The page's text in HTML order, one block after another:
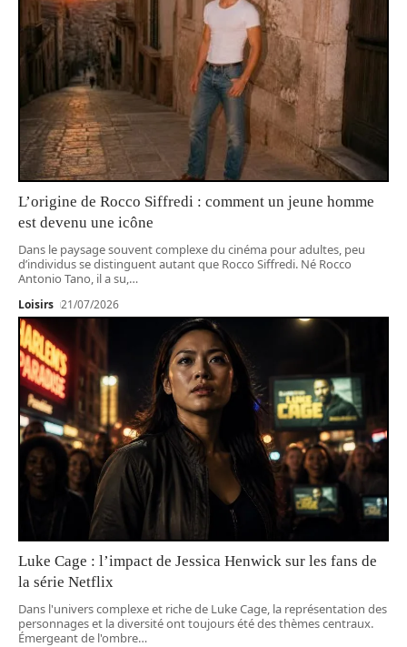
L’origine de Rocco Siffredi : comment un jeune homme
est devenu une icône
Dans le paysage souvent complexe du cinéma pour adultes, peu
d’individus se distinguent autant que Rocco Siffredi. Né Rocco
Antonio Tano, il a su,…
Loisirs 21/07/2026
Luke Cage : l’impact de Jessica Henwick sur les fans de
la série Netflix
Dans l'univers complexe et riche de Luke Cage, la représentation des
personnages et la diversité ont toujours été des thèmes centraux.
Émergeant de l'ombre…